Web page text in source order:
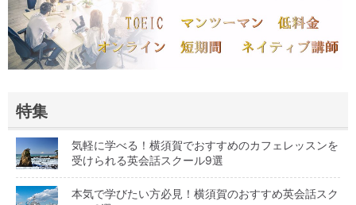
特集
気軽に学べる！横須賀でおすすめのカフェレッスンを
受けられる英会話スクール9選
本気で学びたい方必見！横須賀のおすすめ英会話スク